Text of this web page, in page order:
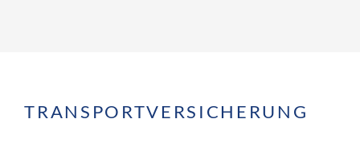
TRANSPORT­VERSICHERUNG